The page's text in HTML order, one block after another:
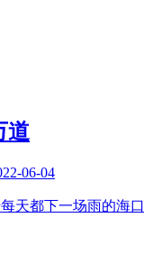
道
06-04
都下一场雨的海